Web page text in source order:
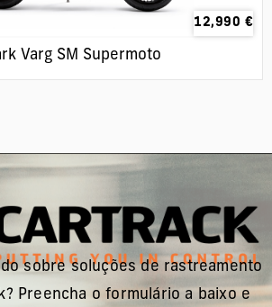
12,990 €
Varg SM Supermoto
sobre soluções de rastreamento
Preencha o formulário a baixo e